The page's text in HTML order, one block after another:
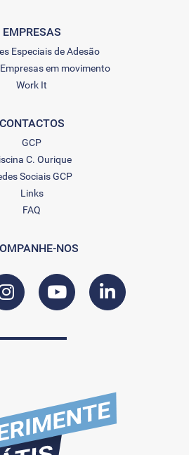
EMPRESAS
Especiais de Adesão
em movimento
Work It
CONTACTOS
GCP
C. Ourique
Sociais GCP
Links
FAQ
NOS